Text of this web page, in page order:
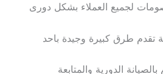
لجميع العملاء بشكل دورى
تقدم طرق كبيرة وجيدة باحد
الدورية والمتابعة